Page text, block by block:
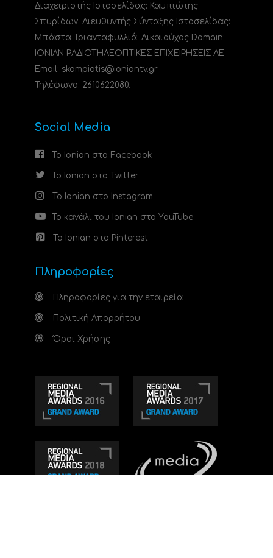
Διαχειριστής Ιστοσελίδας: Καμπιώτης
Σπυρίδων. Διευθυντής Σύνταξης Ιστοσελίδας:
Μπάστα Τριανταφυλλιά. Δικαιούχος Domain:
ΙΟΝΙΑΝ ΡΑΔΙΟΤΗΛΕΟΠΤΙΚΕΣ ΕΠΙΧΕΙΡΗΣΕΙΣ ΑΕ
Email: skampiotis@ioniantv.gr
Τηλέφωνο: 2610622080.
Social Media
Το Ionian στο Facebook
Το Ionian στο Twitter
Το Ionian στο Instagram
Το κανάλι του Ionian στο YouTube
Το Ionian στο Pinterest
Πληροφορίες
Πληροφορίες για την εταιρεία
Πολιτική Απορρήτου
Όροι Χρήσης